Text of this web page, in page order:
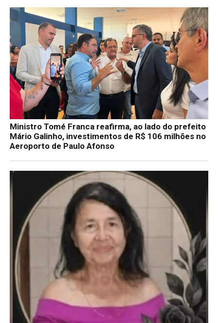
Ministro Tomé Franca reafirma, ao lado do prefeito
Mário Galinho, investimentos de R$ 106 milhões no
Aeroporto de Paulo Afonso